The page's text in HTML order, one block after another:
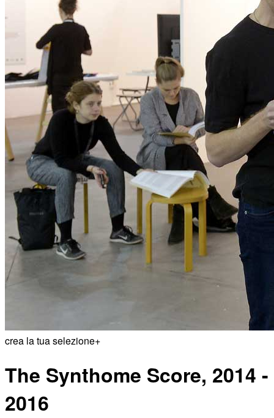
Menu Menu
ITA
ENG
crea la tua selezione+
The Synthome Score, 2014 -
2016